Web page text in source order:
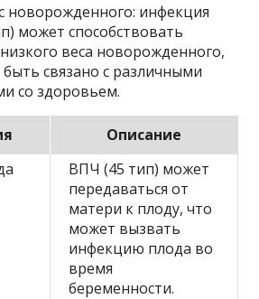
новорожденного: инфекция
может способствовать
веса новорожденного,
связано с различными
со здоровьем.
Описание
ВПЧ (45 тип) может
передаваться от
матери к плоду, что
может вызвать
инфекцию плода во
время
беременности.